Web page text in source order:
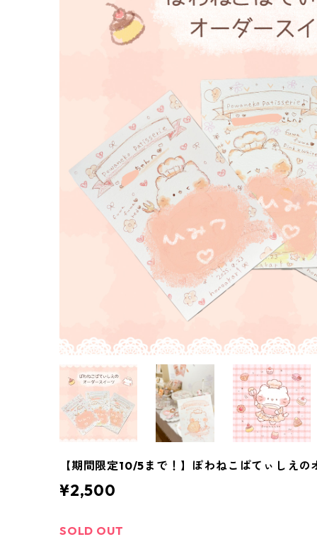
【期間限定10/5まで！】ぽわねこぱてぃしえの
¥2,500
SOLD OUT